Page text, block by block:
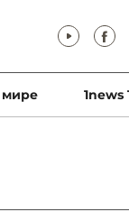
мире 1news